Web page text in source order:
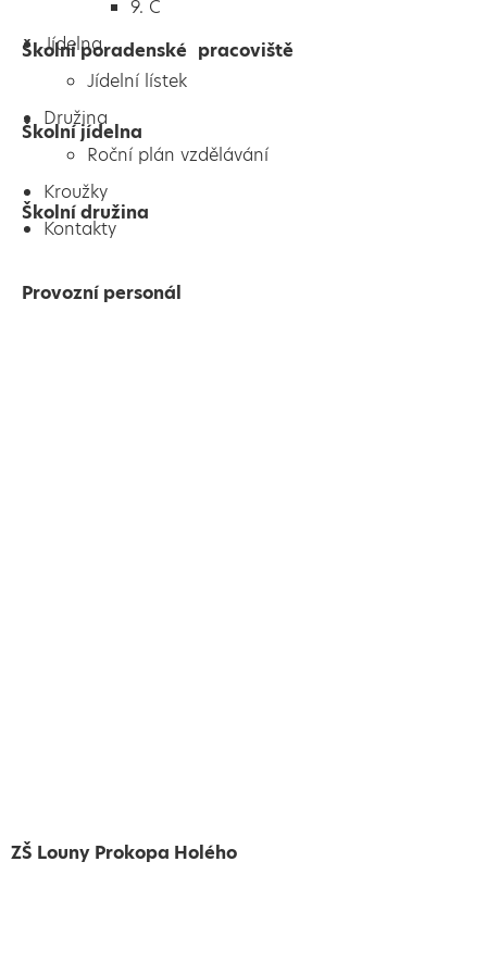
9. C
Jídelna
Jídelní lístek
Družina
Roční plán vzdělávání
Kroužky
Kontakty
Školní poradenské pracoviště
Školní jídelna
Školní družina
Provozní personál
ZŠ Louny Prokopa Holého